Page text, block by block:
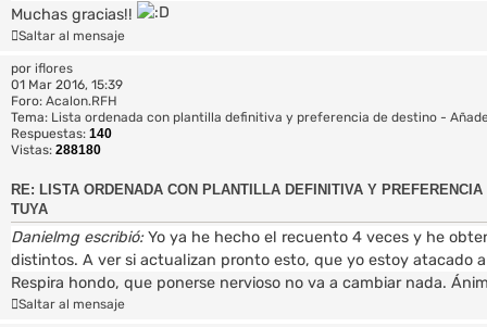
Muchas gracias!!
Saltar al mensaje
por iflores
01 Mar 2016, 15:39
Foro: Acalon.RFH
Tema: Lista ordenada con plantilla definitiva y preferencia de destino -
Respuestas: 140
Vistas: 288180
RE: LISTA ORDENADA CON PLANTILLA DEFINITIVA Y
TUYA
Danielmg escribió:Yo ya he hecho el recuento 4 veces y he
distintos. A ver si actualizan pronto esto, que yo estoy atacado
Respira hondo, que ponerse nervioso no va a cambiar nada.
Saltar al mensaje